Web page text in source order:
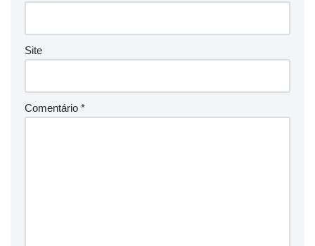
Site
Comentário *